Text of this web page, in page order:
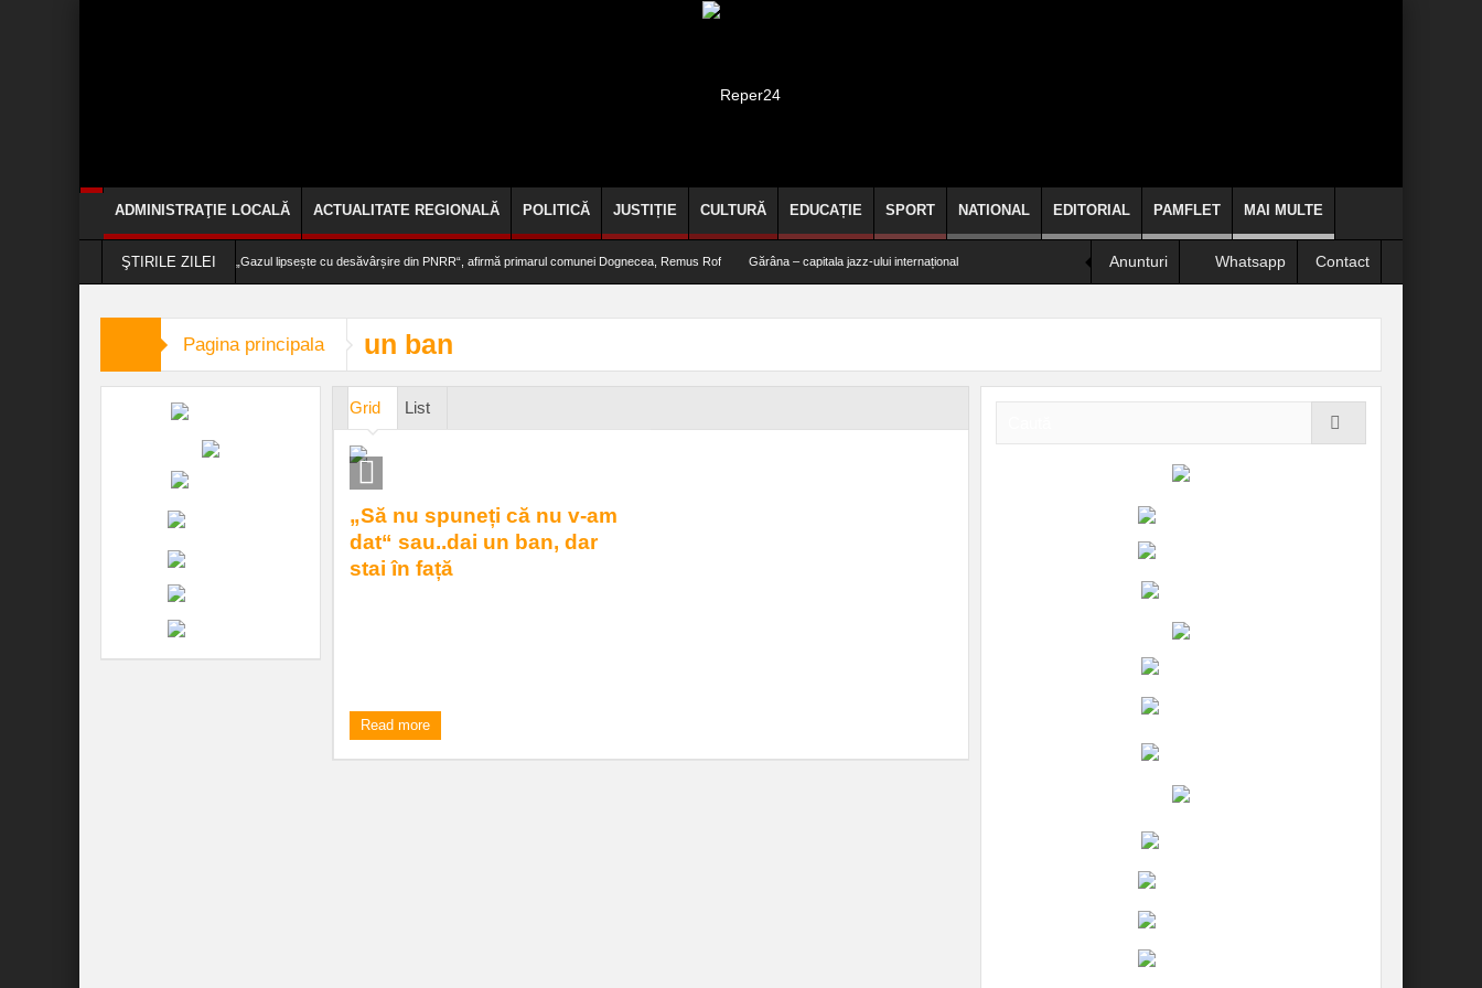
ADMINISTRAŢIE LOCALĂ ACTUALITATE REGIONALĂ POLITICĂ JUSTIȚIE CULTURĂ EDUCAȚIE SPORT NATIONAL EDITORIAL PAMFLET MAI MULTE
ŞTIRILE ZILEI „Gazul lipsește cu desăvârșire din PNRR“, afirmă primarul comunei Dognecea, Remus Rof Gărâna – capitala jazz-ului internațional
„Să se ridice țara!“ Marele artist român, Dan Puric, în spectacol la Marga!
Toleranță zero la fapte reprobabile din industria ospitalității – comisarii ANPC închid terase în zona gării din Herculane! Spre deosebire de politicieni clericii când promit, chiar fac! INFORMARE
Știința din spatele îmbrăcămintei de compresie pentru alergare
Anunturi Whatsapp Contact
Pagina principala un ban
Grid List
„Să nu spuneți că nu v-am
dat“ sau..dai un ban, dar
stai în față
Read more